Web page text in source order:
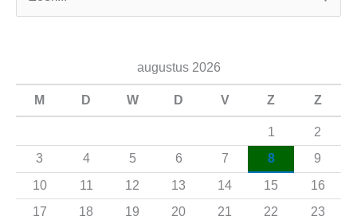
a
r
:
augustus 2026
M D W D V Z Z
1
2
3
4 5 6 7 8
9
10
11 12 13 14 15
16
17
18 19 20 21 22
23